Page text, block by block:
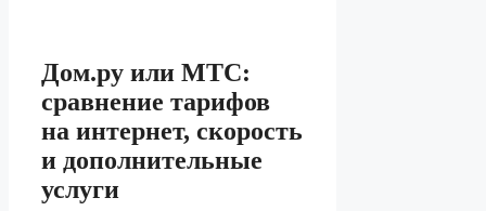
Дом.ру или МТС:
сравнение тарифов
на интернет, скорость
и дополнительные
услуги